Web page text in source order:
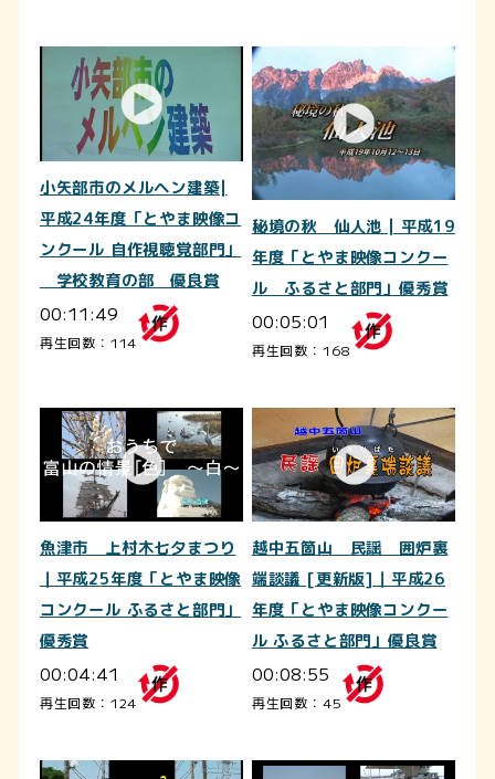
小矢部市のメルヘン建築|
平成24年度「とやま映像コ
ンクール 自作視聴覚部門」
学校教育の部 優良賞
00:11:49
再生回数：114
秘境の秋 仙人池 | 平成19
年度「とやま映像コンクー
ル ふるさと部門」優秀賞
00:05:01
再生回数：168
魚津市 上村木七夕まつり
｜平成25年度「とやま映像
コンクール ふるさと部門」
優秀賞
00:04:41
再生回数：124
越中五箇山 民謡 囲炉裏
端談議 [更新版]｜平成26
年度「とやま映像コンクー
ル ふるさと部門」優良賞
00:08:55
再生回数：45